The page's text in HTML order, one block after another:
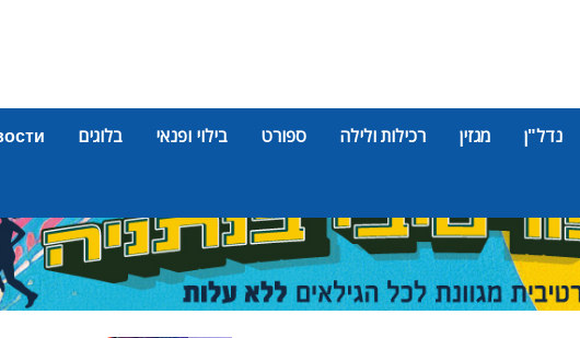
נדל"ן מגזין רכילות ולילה ספורט בילוי ופנאי בלוגים